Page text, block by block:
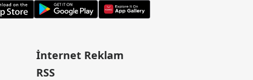
İnternet Reklam
RSS